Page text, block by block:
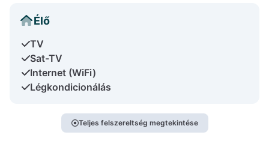
Élő
TV
Sat-TV
Internet (WiFi)
Légkondicionálás
Teljes felszereltség megtekintése